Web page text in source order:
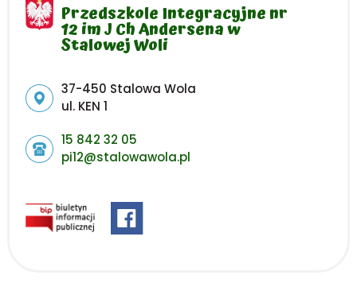
Przedszkole Integracyjne nr
12 im J Ch Andersena w
Stalowej Woli
Adres pocztowy:
37-450 Stalowa Wola
ul. KEN 1
15 842 32 05
pi12@stalowawola.pl